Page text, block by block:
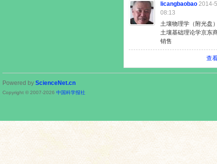
licangbaobao 2014-
08:13
土壤物理学（附光盘
土壤基础理论学京东
销售
查
Powered by ScienceNet.cn
Copyright © 2007-2026 中国科学报社